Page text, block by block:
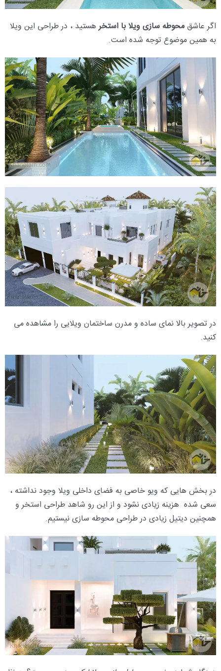
اگر عاشق محوطه سازی ویلا با استخرهستید ، در طراحی این ویلا
به همین موضوع توجه شده است.
در تصویر بالا نمای ساده و مدرن ساختمان ویلایی را مشاهده می
کنید.
در بخش هایی که ویو خاصی به فضای داخلی ویلا وجود نداشته ،
سعی شده هزینه زیادی نشود و از این رو شاهد طراحی استخر و
همچنین دیتیل زیادی در طراحی محوطه سازی نیستیم.